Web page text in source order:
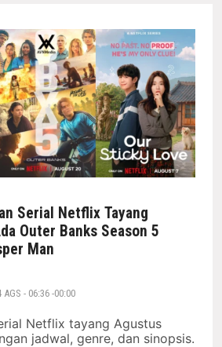
Serial Netflix Tayang
Outer Banks Season 5
Man
AGS - 06:36 -00:00
Netflix tayang Agustus
jadwal, genre, dan sinopsis.